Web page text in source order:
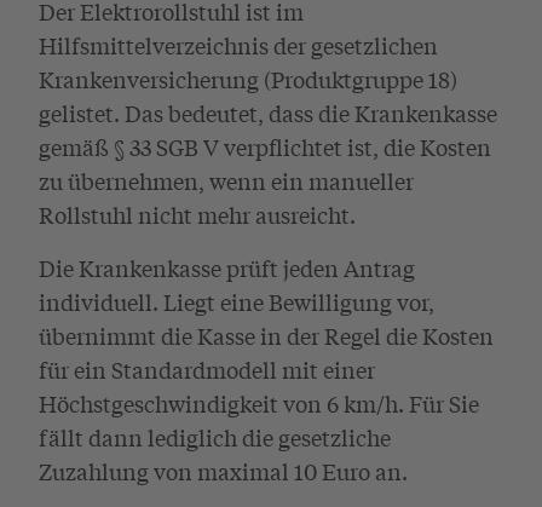
Der Elektrorollstuhl ist im
Hilfsmittelverzeichnis der gesetzlichen
Krankenversicherung (Produktgruppe 18)
gelistet. Das bedeutet, dass die Krankenkasse
gemäß § 33 SGB V verpflichtet ist, die Kosten
zu übernehmen, wenn ein manueller
Rollstuhl nicht mehr ausreicht.
Die Krankenkasse prüft jeden Antrag
individuell. Liegt eine Bewilligung vor,
übernimmt die Kasse in der Regel die Kosten
für ein Standardmodell mit einer
Höchstgeschwindigkeit von 6 km/h. Für Sie
fällt dann lediglich die gesetzliche
Zuzahlung von maximal 10 Euro an.